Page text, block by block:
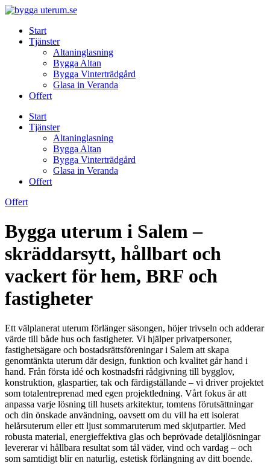
Skip
contentStart
Tjänster
Altaninglasning
Bygga Altan
Bygga Vinterträdgård
Glasa in Veranda
Offert
Start
Tjänster
Altaninglasning
Bygga Altan
Bygga Vinterträdgård
Glasa in Veranda
Offert
Offert
Bygga uterum i Salem –
skräddarsytt, hållbart och
vackert för hem, BRF och
fastigheter
Ett välplanerat uterum förlänger säsongen, höjer trivseln och adderar
värde till både hus och fastigheter. Vi hjälper privatpersoner,
fastighetsägare och bostadsrättsföreningar i Salem att skapa
genomtänkta uterum där design, funktion och kvalitet går hand i
hand. Från första idé och kostnadsfri rådgivning till bygglov,
konstruktion, glaspartier, tak och färdigställande – vi driver projektet
som totalentreprenad med egen projektledning. Vårt fokus är att
anpassa varje lösning till husets arkitektur, tomtens förutsättningar
och din önskade användning, oavsett om du vill ha ett isolerat
helårsuterum eller ett ljust sommaruterum med skjutpartier. Med
robusta material, energieffektiva glas och beprövade detaljlösningar
levererar vi hållbara resultat som tål väder, vind och vardag – och
som samtidigt blir en naturlig, estetisk förlängning av ditt boende.